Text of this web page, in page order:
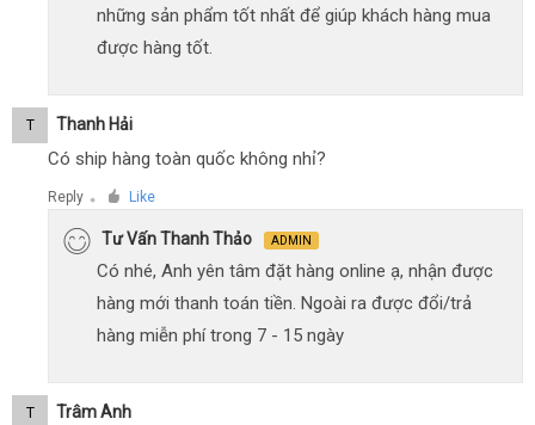
những sản phẩm tốt nhất để giúp khách hàng mua
được hàng tốt.
T Thanh Hải
Có ship hàng toàn quốc không nhỉ?
Reply ● Like
Tư Vấn Thanh Thảo ADMIN
Có nhé, Anh yên tâm đặt hàng online ạ, nhận được
hàng mới thanh toán tiền. Ngoài ra được đổi/trả
hàng miễn phí trong 7 - 15 ngày
T Trâm Anh